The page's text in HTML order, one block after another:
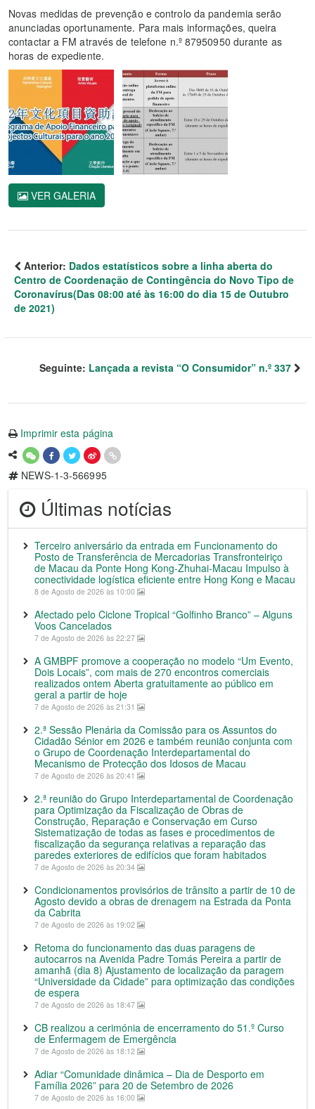
Novas medidas de prevenção e controlo da pandemia serão
anunciadas oportunamente. Para mais informações, queira
contactar a FM através de telefone n.º 87950950 durante as
horas de expediente.
VER GALERIA
Anterior: Dados estatísticos sobre a linha aberta do
Centro de Coordenação de Contingência do Novo Tipo de
Coronavírus(Das 08:00 até às 16:00 do dia 15 de Outubro
de 2021)
Seguinte: Lançada a revista “O Consumidor” n.º 337
Imprimir esta página
NEWS-1-3-566995
Últimas notícias
Terceiro aniversário da entrada em Funcionamento do
Posto de Transferência de Mercadorias Transfronteiriço
de Macau da Ponte Hong Kong-Zhuhai-Macau Impulso à
conectividade logística eficiente entre Hong Kong e Macau
8 de Agosto de 2026 às 10:00
Afectado pelo Ciclone Tropical “Golfinho Branco” – Alguns
Voos Cancelados
7 de Agosto de 2026 às 22:27
A GMBPF promove a cooperação no modelo “Um Evento,
Dois Locais”, com mais de 270 encontros comerciais
realizados ontem Aberta gratuitamente ao público em
geral a partir de hoje
7 de Agosto de 2026 às 21:31
2.ª Sessão Plenária da Comissão para os Assuntos do
Cidadão Sénior em 2026 e também reunião conjunta com
o Grupo de Coordenação Interdepartamental do
Mecanismo de Protecção dos Idosos de Macau
7 de Agosto de 2026 às 20:41
2.ª reunião do Grupo Interdepartamental de Coordenação
para Optimização da Fiscalização de Obras de
Construção, Reparação e Conservação em Curso
Sistematização de todas as fases e procedimentos de
fiscalização da segurança relativas a reparação das
paredes exteriores de edifícios que foram habitados
7 de Agosto de 2026 às 20:34
Condicionamentos provisórios de trânsito a partir de 10 de
Agosto devido a obras de drenagem na Estrada da Ponta
da Cabrita
7 de Agosto de 2026 às 19:02
Retoma do funcionamento das duas paragens de
autocarros na Avenida Padre Tomás Pereira a partir de
amanhã (dia 8) Ajustamento de localização da paragem
“Universidade da Cidade” para optimização das condições
de espera
7 de Agosto de 2026 às 18:47
CB realizou a cerimónia de encerramento do 51.º Curso
de Enfermagem de Emergência
7 de Agosto de 2026 às 18:12
Adiar “Comunidade dinâmica – Dia de Desporto em
Família 2026” para 20 de Setembro de 2026
7 de Agosto de 2026 às 16:00